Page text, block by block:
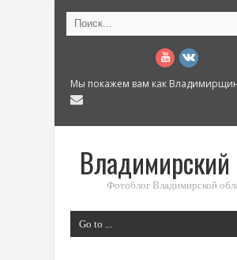
Мы покажем вам как
Владимирский
Фотоблог Владимирской